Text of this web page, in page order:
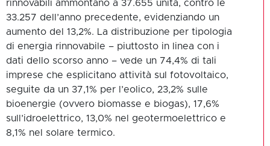
rinnovabili ammontano a 37.655 unità, contro le
33.257 dell’anno precedente, evidenziando un
aumento del 13,2%. La distribuzione per tipologia
di energia rinnovabile – piuttosto in linea con i
dati dello scorso anno – vede un 74,4% di tali
imprese che esplicitano attività sul fotovoltaico,
seguite da un 37,1% per l’eolico, 23,2% sulle
bioenergie (ovvero biomasse e biogas), 17,6%
sull’idroelettrico, 13,0% nel geotermoelettrico e
8,1% nel solare termico.